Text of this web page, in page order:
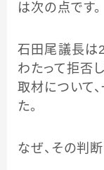
は次の点です。
石田尾議長は
わたって拒否
取材について
た。
なぜ、その判